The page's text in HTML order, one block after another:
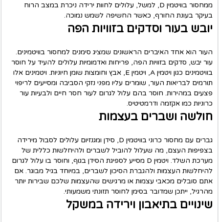
ממחסור בוויטמין D, למשל, עלולים לחוות ירידה ניכרת במצב הרוח
בעיקר בעונת החורף, כאשר החשיפה לשמש נמוכה.
יובש בעור וסדקים בזוויות הפה
העור הוא אחד האיברים הראשונים שמציג סימנים למחסור בוויטמינים.
עור יבש, סדקים בזוויות הפה, פריחות ואדמומיות עלולים להעיד על חוסר
בוויטמינים כגון ויטמין A, ויטמין E, אבץ וחומצות שומן חיוניות. ויטמינים אלו
תורמים לבריאות העור, שומרים עליו מפני נזקי הסביבה ומסייעים לריפוי
פצעים במהירות. חוסר בהם עלול לגרום לעור חסר חיים ולבעיות עור
כרוניות כמו אקזמה ודרמטיטיס.
חולשה ושברים בעצמות
גברים עם מחסור כרוני בוויטמין D, סידן ומגנזיום עלולים לסבול מירידה
בצפיפות העצם, מה שעלול להוביל לשברים ולהיחלשות כללית של
מערכת השלד. ויטמין D מסייע לספיגת הסידן בגוף, וחוסר בו עלול לגרום
להיחלשות העצמות ולהגברת הסיכון לשברים, במיוחד בגיל מבוגר. אם
אתם סובלים מכאבי עצמות או מרגישים שהעצמות שלכם שבירות יותר
מהרגיל, ייתכן שמדובר בסימן לחוסר תזונתי משמעותי.
שינויים בתיאבון וירידה במשקל